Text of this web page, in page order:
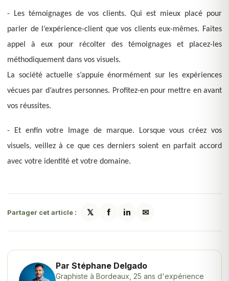
- Les témoignages de vos clients. Qui est mieux placé pour
parler de l’expérience-client que vos clients eux-mêmes. Faites
appel à eux pour récolter des témoignages et placez-les
méthodiquement dans vos visuels.
La société actuelle s’appuie énormément sur les expériences
vécues par d’autres personnes. Profitez-en pour mettre en avant
vos réussites.
- Et enfin votre Image de marque. Lorsque vous créez vos
visuels, veillez à ce que ces derniers soient en parfait accord
avec votre identité et votre domaine.
Partager cet article : 𝕏 f in ✉
Par Stéphane Delgado
Graphiste à Bordeaux, 25 ans d'expérience